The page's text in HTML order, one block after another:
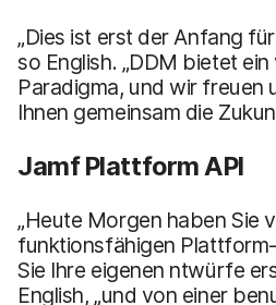
„Dies ist erst der Anfang
so English. „DDM bietet
Paradigma, und wir freuen
Ihnen gemeinsam die
Jamf Plattform API
„Heute Morgen haben Sie
funktionsfähigen
Sie Ihre eigenen ntwürfe
English, „und von einer